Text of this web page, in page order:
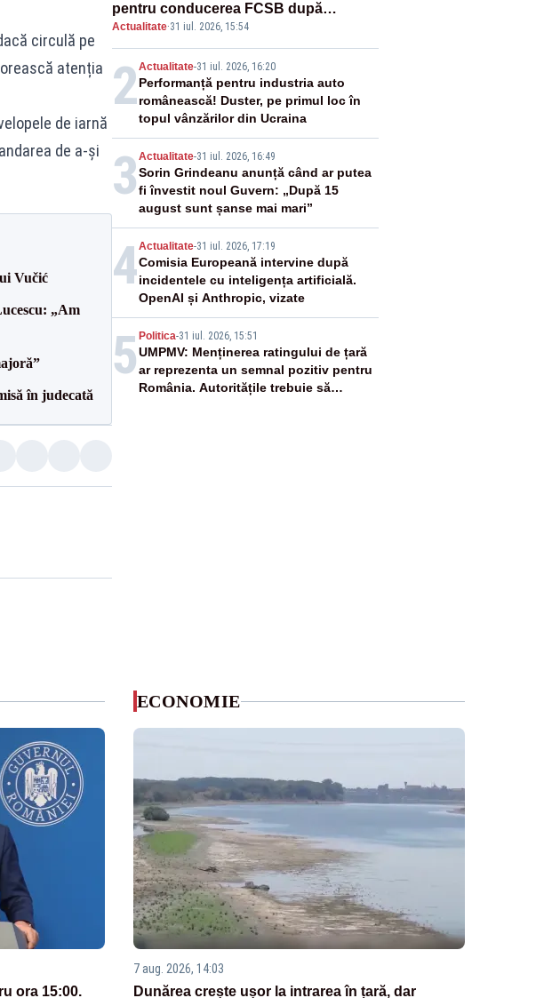
circulă pe
atenția
de iarnă
de a-și
Vučić
„Am
în judecată
pentru conducerea FCSB după
eliminarea rușinoasă din Conference
League
Actualitate·31 iul. 2026, 15:54
2Actualitate-31 iul. 2026, 16:20
Performanță pentru industria auto
românească! Duster, pe primul loc în
topul vânzărilor din Ucraina
3 Actualitate-31 iul. 2026, 16:49
Sorin Grindeanu anunță când ar putea
fi învestit noul Guvern: „După 15
august sunt șanse mai mari”
4Actualitate-31 iul. 2026, 17:19
Comisia Europeană intervine după
incidentele cu inteligența artificială.
OpenAI și Anthropic, vizate
5 Politica-31 iul. 2026, 15:51
UMPMV: Menținerea ratingului de țară
ar reprezenta un semnal pozitiv pentru
România. Autoritățile trebuie să
ora 15:00.
ECONOMIE
7 aug. 2026, 14:03
Dunărea crește ușor la intrarea în țară, dar